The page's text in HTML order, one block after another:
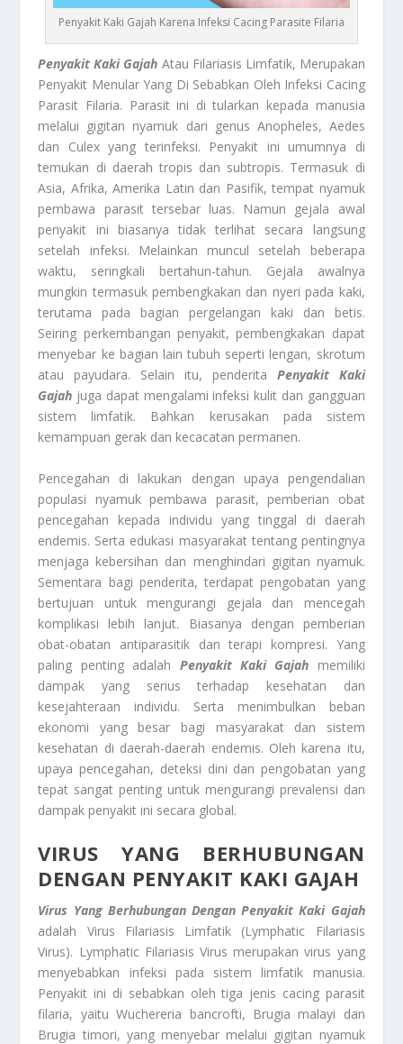
Penyakit Kaki Gajah Karena Infeksi Cacing Parasite Filaria
Penyakit Kaki Gajah Atau Filariasis Limfatik, Merupakan
Penyakit Menular Yang Di Sebabkan Oleh Infeksi Cacing
Parasit Filaria. Parasit ini di tularkan kepada manusia
melalui gigitan nyamuk dari genus Anopheles, Aedes
dan Culex yang terinfeksi. Penyakit ini umumnya di
temukan di daerah tropis dan subtropis. Termasuk di
Asia, Afrika, Amerika Latin dan Pasifik, tempat nyamuk
pembawa parasit tersebar luas. Namun gejala awal
penyakit ini biasanya tidak terlihat secara langsung
setelah infeksi. Melainkan muncul setelah beberapa
waktu, seringkali bertahun-tahun. Gejala awalnya
mungkin termasuk pembengkakan dan nyeri pada kaki,
terutama pada bagian pergelangan kaki dan betis.
Seiring perkembangan penyakit, pembengkakan dapat
menyebar ke bagian lain tubuh seperti lengan, skrotum
atau payudara. Selain itu, penderita Penyakit Kaki
Gajah juga dapat mengalami infeksi kulit dan gangguan
sistem limfatik. Bahkan kerusakan pada sistem
kemampuan gerak dan kecacatan permanen.
Pencegahan di lakukan dengan upaya pengendalian
populasi nyamuk pembawa parasit, pemberian obat
pencegahan kepada individu yang tinggal di daerah
endemis. Serta edukasi masyarakat tentang pentingnya
menjaga kebersihan dan menghindari gigitan nyamuk.
Sementara bagi penderita, terdapat pengobatan yang
bertujuan untuk mengurangi gejala dan mencegah
komplikasi lebih lanjut. Biasanya dengan pemberian
obat-obatan antiparasitik dan terapi kompresi. Yang
paling penting adalah Penyakit Kaki Gajah memiliki
dampak yang serius terhadap kesehatan dan
kesejahteraan individu. Serta menimbulkan beban
ekonomi yang besar bagi masyarakat dan sistem
kesehatan di daerah-daerah endemis. Oleh karena itu,
upaya pencegahan, deteksi dini dan pengobatan yang
tepat sangat penting untuk mengurangi prevalensi dan
dampak penyakit ini secara global.
VIRUS YANG BERHUBUNGAN
DENGAN PENYAKIT KAKI GAJAH
Virus Yang Berhubungan Dengan Penyakit Kaki Gajah
adalah Virus Filariasis Limfatik (Lymphatic Filariasis
Virus). Lymphatic Filariasis Virus merupakan virus yang
menyebabkan infeksi pada sistem limfatik manusia.
Penyakit ini di sebabkan oleh tiga jenis cacing parasit
filaria, yaitu Wuchereria bancrofti, Brugia malayi dan
Brugia timori, yang menyebar melalui gigitan nyamuk